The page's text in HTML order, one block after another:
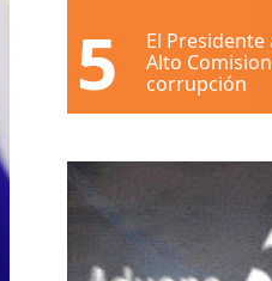
5
El
Alto
corrupción